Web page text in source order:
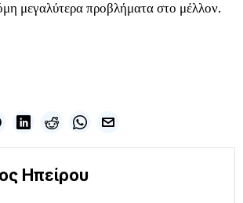
μεγαλύτερα προβλήματα στο μέλλον.
Ηπείρου